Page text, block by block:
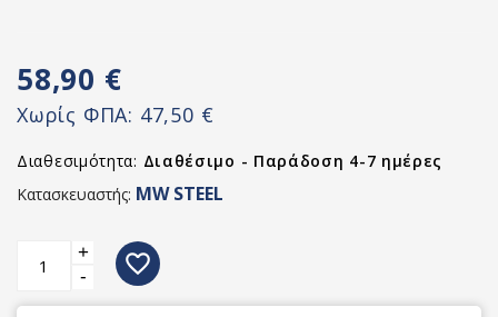
58,90 €
Χωρίς ΦΠΑ: 47,50 €
Διαθεσιμότητα: Διαθέσιμο - Παράδοση 4-7 ημέρες
Κατασκευαστής: MW STEEL
+
-
favorite_border